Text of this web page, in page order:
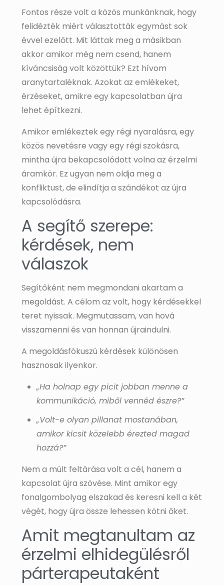
Fontos része volt a közös munkánknak, hogy
felidézték miért választották egymást sok
évvel ezelőtt. Mit láttak meg a másikban
akkor amikor még nem csend, hanem
kíváncsiság volt közöttük? Ezt hívom
aranytartaléknak. Azokat az emlékeket,
érzéseket, amikre egy kapcsolatban újra
lehet építkezni.
Amikor emlékeztek egy régi nyaralásra, egy
közös nevetésre vagy egy régi szokásra,
mintha újra bekapcsolódott volna az érzelmi
áramkör. Ez ugyan nem oldja meg a
konfliktust, de elindítja a szándékot az újra
kapcsolódásra.
A segítő szerepe:
kérdések, nem
válaszok
Segítőként nem megmondani akartam a
megoldást. A célom az volt, hogy kérdésekkel
teret nyissak. Megmutassam, van hová
visszamenni és van honnan újraindulni.
A megoldásfókuszú kérdések különösen
hasznosak ilyenkor.
„Ha holnap egy picit jobban menne a
kommunikáció, miből vennéd észre?”
„Volt-e olyan pillanat mostanában,
amikor kicsit közelebb érezted magad
hozzá?”
Nem a múlt feltárása volt a cél, hanem a
kapcsolat újra szövése. Mint amikor egy
fonalgombolyag elszakad és keresni kell a két
végét, hogy újra össze lehessen kötni őket.
Amit megtanultam az
érzelmi elhidegülésről
párterapeutaként